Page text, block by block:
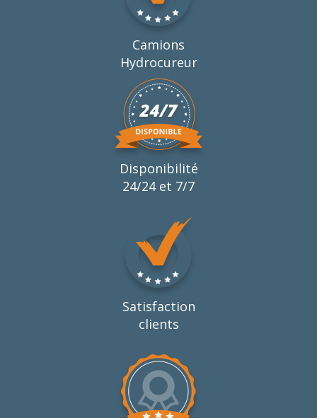
Camions
Hydrocureur
Disponibilité
24/24 et 7/7
Satisfaction
clients